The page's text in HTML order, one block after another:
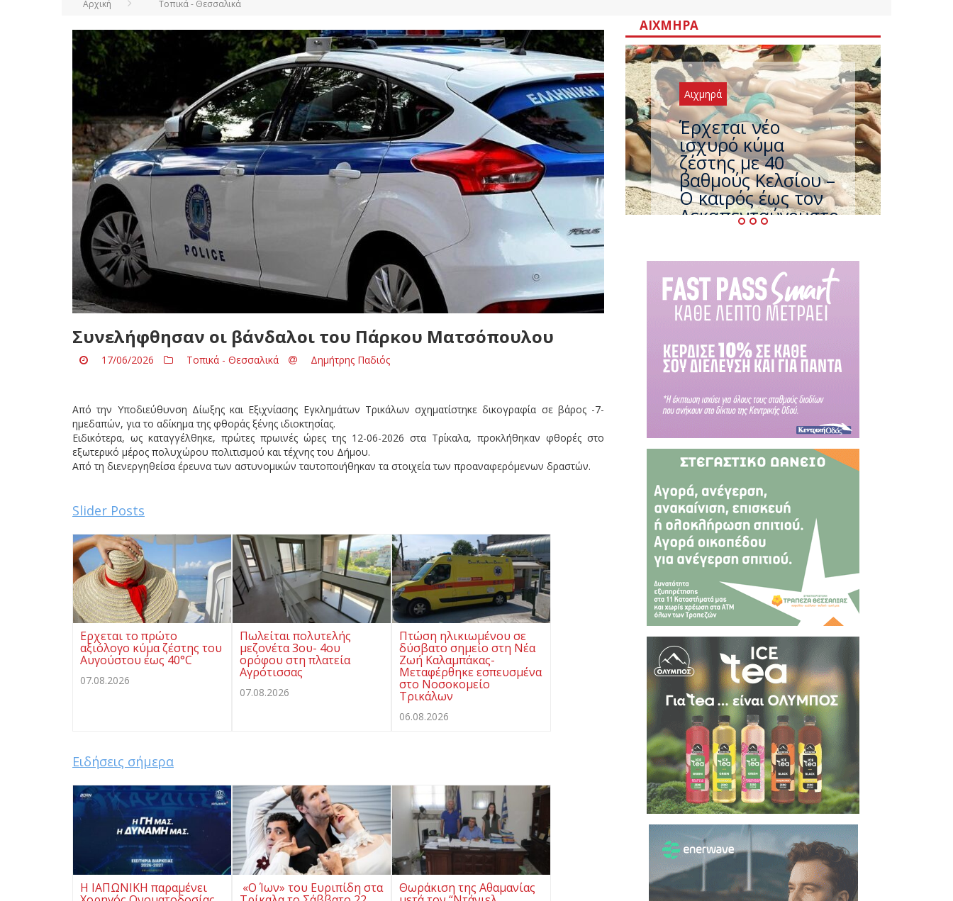
Αρχική Τοπικά - Θεσσαλικά
Συνελήφθησαν οι βάνδαλοι του Πάρκου Ματσόπουλου
17/06/2026 Τοπικά - Θεσσαλικά Δημήτρης Παδιός
Από την Υποδιεύθυνση Δίωξης και Εξιχνίασης Εγκλημάτων Τρικάλων σχηματίστηκε δικογραφία σε βάρος -7-
ημεδαπών, για το αδίκημα της φθοράς ξένης ιδιοκτησίας.
Ειδικότερα, ως καταγγέλθηκε, πρώτες πρωινές ώρες της 12-06-2026 στα Τρίκαλα, προκλήθηκαν φθορές στο
εξωτερικό μέρος πολυχώρου πολιτισμού και τέχνης του Δήμου.
Από τη διενεργηθείσα έρευνα των αστυνομικών ταυτοποιήθηκαν τα στοιχεία των προαναφερόμενων δραστών.
Slider Posts
Ερχεται το πρώτο
αξιόλογο κύμα ζέστης του
Αυγούστου έως 40°C
07.08.2026
Πωλείται πολυτελής
μεζονέτα 3ου- 4ου
ορόφου στη πλατεία
Αγρότισσας
07.08.2026
Πτώση ηλικιωμένου σε
δύσβατο σημείο στη Νέα
Ζωή Καλαμπάκας-
Μεταφέρθηκε εσπευσμένα
στο Νοσοκομείο
Τρικάλων
06.08.2026
Ειδήσεις σήμερα
Η ΙΑΠΩΝΙΚΗ παραμένει «Ο Ίων» του Ευριπίδη στα Θωράκιση της Αθαμανίας
ΑΙΧΜΗΡΆ
Αιχμηρά
Άφαντος ο
Τσίπρας… την ώρα
που η χώρα
καίγεται